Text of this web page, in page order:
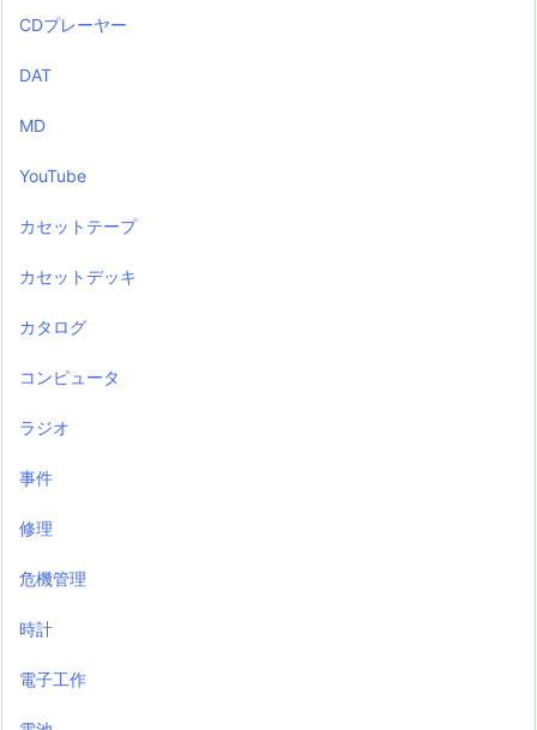
CDプレーヤー
DAT
MD
YouTube
カセットテープ
カセットデッキ
カタログ
コンピュータ
ラジオ
事件
修理
危機管理
時計
電子工作